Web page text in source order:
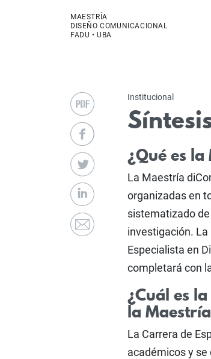
MAESTRÍA
DISEÑO COMUNICACIONAL
FADU • UBA
Institucional
¿Qué es
La Maestría
organizadas en
sistematizado
investigación.
Especialista en
completará con
¿Cuál es
la
La Carrera de
académicos y